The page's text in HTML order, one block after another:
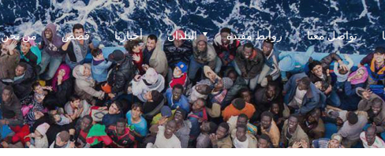
من نحن قصص أخبارنا البلدان روابط مفيدة تواصل معنا